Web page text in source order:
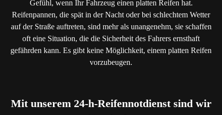
Gefühl, wenn Ihr Fahrzeug einen platten Reifen hat.
Reifenpannen, die spät in der Nacht oder bei schlechtem Wetter
auf der Straße auftreten, sind mehr als unangenehm, sie schaffen
oft eine Situation, die die Sicherheit des Fahrers ernsthaft
gefährden kann. Es gibt keine Möglichkeit, einem platten Reifen
vorzubeugen.
Mit unserem 24-h-Reifennotdienst sind wir